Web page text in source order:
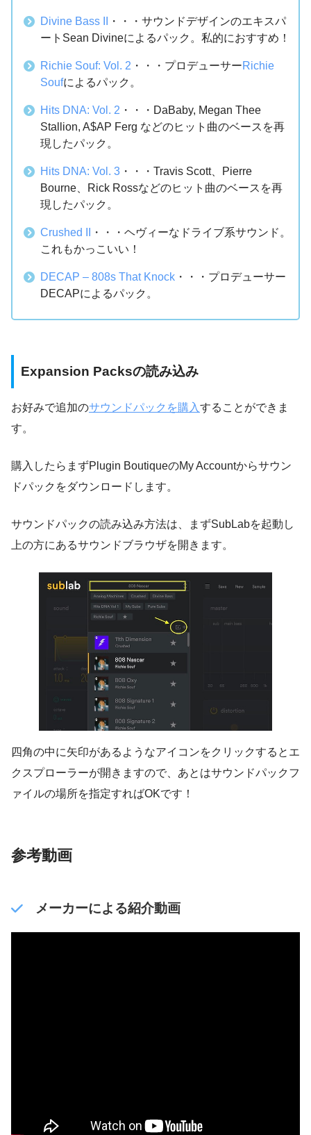
Divine Bass II
・・・サウンドデザインのエキスパ
ートSean Divineによるパック。私的におすすめ！
Richie Souf: Vol. 2 ・・・プロデューサーRichie
Soufによるパック。
Hits DNA: Vol. 2 ・・・DaBaby, Megan Thee
Stallion, A$AP Ferg などのヒット曲のベースを再
現したパック。
Hits DNA: Vol. 3 ・・・Travis Scott、Pierre
Bourne、Rick Rossなどのヒット曲のベースを再
現したパック。
Crushed II
・・・ヘヴィーなドライブ系サウンド。
これもかっこいい！
DECAP – 808s That Knock ・・・プロデューサー
DECAPによるパック。
Expansion Packsの読み込み
お好みで追加のサウンドパックを購入することができま
す。
購入したらまずPlugin BoutiqueのMy Accountからサウン
ドパックをダウンロードします。
サウンドパックの読み込み方法は、まずSubLabを起動し
上の方にあるサウンドブラウザを開きます。
四角の中に矢印があるようなアイコンをクリックするとエ
クスプローラーが開きますので、あとはサウンドパックフ
ァイルの場所を指定すればOKです！
参考動画
メーカーによる紹介動画